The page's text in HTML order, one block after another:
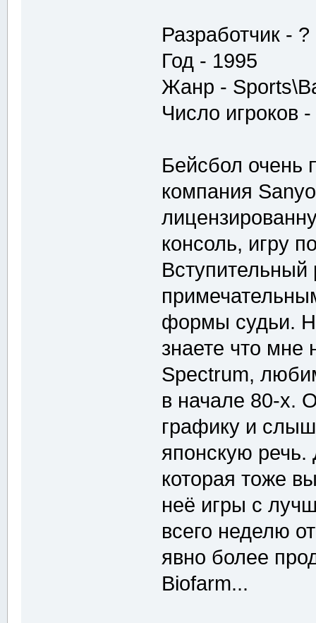
Разработчик - ?
Год - 1995
Жанр -
Число игроков
Бейсбол очень
компания
консоль, игру
Вступительный
формы судьи.
знаете что
Spectrum,
в начале 80-х.
графику и
японскую
которая тоже
неё игры с
всего неделю
явно более
Biofarm...